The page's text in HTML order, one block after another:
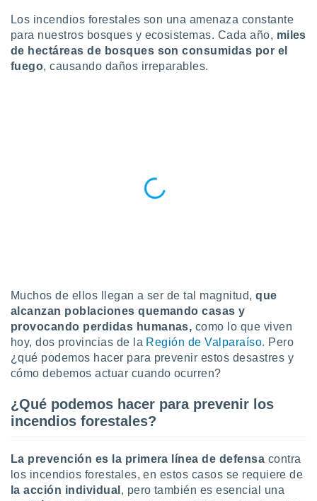
en
más
y
aceptar
de
sitio
En
de que
sean
se
para
ni para
Los incendios forestales son una amenaza constante
para nuestros bosques y ecosistemas. Cada año, miles
de hectáreas de bosques son consumidas por el
fuego, causando daños irreparables.
Muchos de ellos llegan a ser de tal magnitud,que
alcanzan poblaciones quemando casas y
provocando perdidas humanas, como lo que viven
hoy, dos provincias de la Región de Valparaíso. Pero
¿qué podemos hacer para prevenir estos desastres y
cómo debemos actuar cuando ocurren?
¿Qué podemos hacer para prevenir los
incendios forestales?
La prevención es la primera línea de defensa contra
los incendios forestales, en estos casos se requiere de
la acción individual , pero también es esencial una